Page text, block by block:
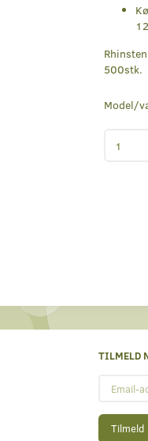
500stk.
Model/
TILMELD
adresse
Tilmeld